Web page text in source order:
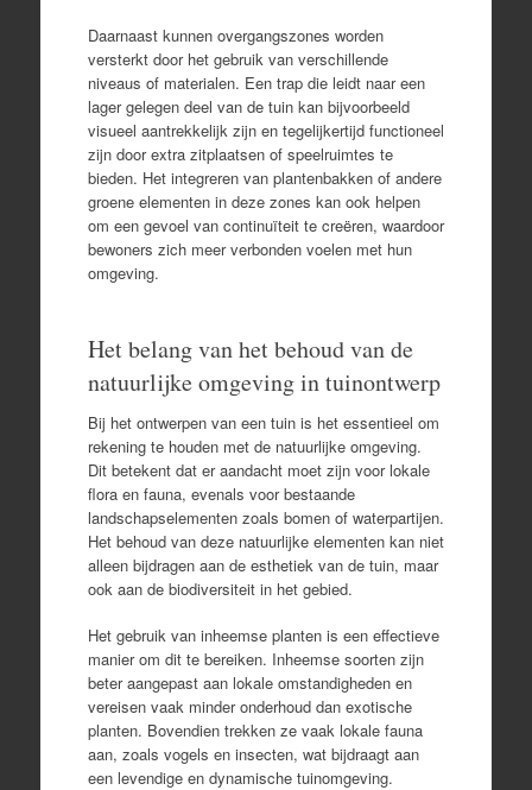
Daarnaast kunnen overgangszones worden
versterkt door het gebruik van verschillende
niveaus of materialen. Een trap die leidt naar een
lager gelegen deel van de tuin kan bijvoorbeeld
visueel aantrekkelijk zijn en tegelijkertijd functioneel
zijn door extra zitplaatsen of speelruimtes te
bieden. Het integreren van plantenbakken of andere
groene elementen in deze zones kan ook helpen
om een gevoel van continuïteit te creëren, waardoor
bewoners zich meer verbonden voelen met hun
omgeving.
Het belang van het behoud van de
natuurlijke omgeving in tuinontwerp
Bij het ontwerpen van een tuin is het essentieel om
rekening te houden met de natuurlijke omgeving.
Dit betekent dat er aandacht moet zijn voor lokale
flora en fauna, evenals voor bestaande
landschapselementen zoals bomen of waterpartijen.
Het behoud van deze natuurlijke elementen kan niet
alleen bijdragen aan de esthetiek van de tuin, maar
ook aan de biodiversiteit in het gebied.
Het gebruik van inheemse planten is een effectieve
manier om dit te bereiken. Inheemse soorten zijn
beter aangepast aan lokale omstandigheden en
vereisen vaak minder onderhoud dan exotische
planten. Bovendien trekken ze vaak lokale fauna
aan, zoals vogels en insecten, wat bijdraagt aan
een levendige en dynamische tuinomgeving.